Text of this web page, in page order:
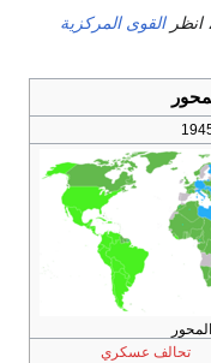
انظرالقوى المركزية
تحالف عسكري